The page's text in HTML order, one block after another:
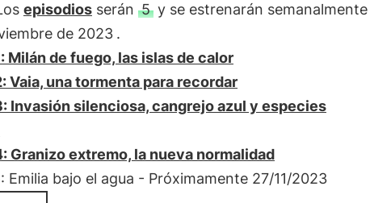
episodiosserán 5y se estrenarán semanalmente
de 2023 .
Milán de fuego, las islas de calor
Vaia, una tormenta para recordar
Invasión silenciosa, cangrejo azul y especies
Granizo extremo, la nueva normalidad
Emilia bajo el agua - Próximamente 27/11/2023